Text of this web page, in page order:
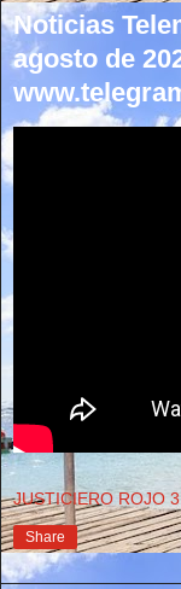
Noticias
agosto de
JUSTICIERO ROJO
Share